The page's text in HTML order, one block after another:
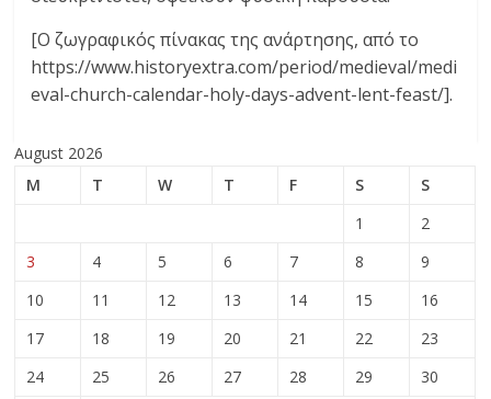
[Ο ζωγραφικός πίνακας της ανάρτησης, από το
https://www.historyextra.com/period/medieval/medi
eval-church-calendar-holy-days-advent-lent-feast/].
August 2026
M
T W T F S
S
1
2
3
4 5 6 7 8
9
10
11 12 13 14 15
16
17
18 19 20 21 22
23
24
25 26 27 28 29
30